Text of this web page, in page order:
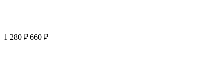
1 280 ₽ 660 ₽